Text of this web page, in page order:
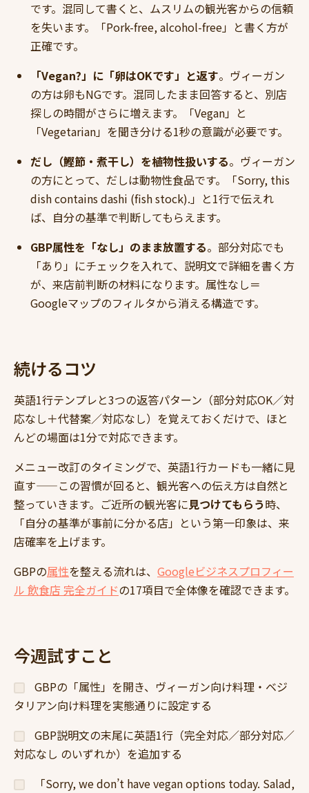
です。混同して書くと、ムスリムの観光客からの信頼
を失います。「Pork-free, alcohol-free」と書く方が
正確です。
「Vegan?」に「卵はOKです」と返す。ヴィーガン
の方は卵もNGです。混同したまま回答すると、別店
探しの時間がさらに増えます。「Vegan」と
「Vegetarian」を聞き分ける1秒の意識が必要です。
だし（鰹節・煮干し）を植物性扱いする。ヴィーガン
の方にとって、だしは動物性食品です。「Sorry, this
dish contains dashi (fish stock).」と1行で伝えれ
ば、自分の基準で判断してもらえます。
GBP属性を「なし」のまま放置する。部分対応でも
「あり」にチェックを入れて、説明文で詳細を書く方
が、来店前判断の材料になります。属性なし＝
Googleマップのフィルタから消える構造です。
続けるコツ
英語1行テンプレと3つの返答パターン（部分対応OK／対
応なし＋代替案／対応なし）を覚えておくだけで、ほと
んどの場面は1分で対応できます。
メニュー改訂のタイミングで、英語1行カードも一緒に見
直す——この習慣が回ると、観光客への伝え方は自然と
整っていきます。ご近所の観光客に見つけてもらう時、
「自分の基準が事前に分かる店」という第一印象は、来
店確率を上げます。
GBPの属性を整える流れは、 Googleビジネスプロフィー
ル 飲食店 完全ガイドの17項目で全体像を確認できます。
今週試すこと
GBPの「属性」を開き、ヴィーガン向け料理・ベジ
タリアン向け料理を実態通りに設定する
GBP説明文の末尾に英語1行（完全対応／部分対応／
対応なし のいずれか）を追加する
「Sorry, we don’t have vegan options today. Salad,